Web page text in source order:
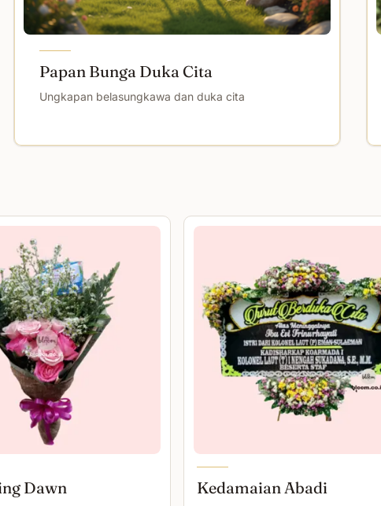
Papan Bunga Duka Cita
Ungkapan belasungkawa dan duka cita
Dawn Kedamaian Abadi